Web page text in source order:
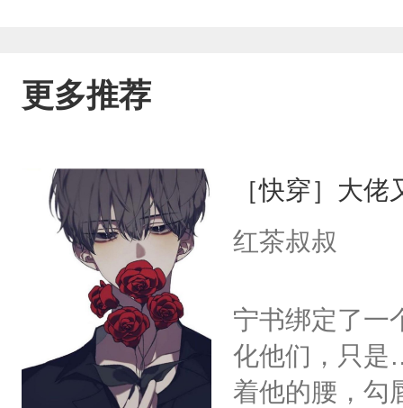
更多推荐
［快穿］大
红茶叔叔
宁书绑定了一
化他们，只是
着他的腰，勾